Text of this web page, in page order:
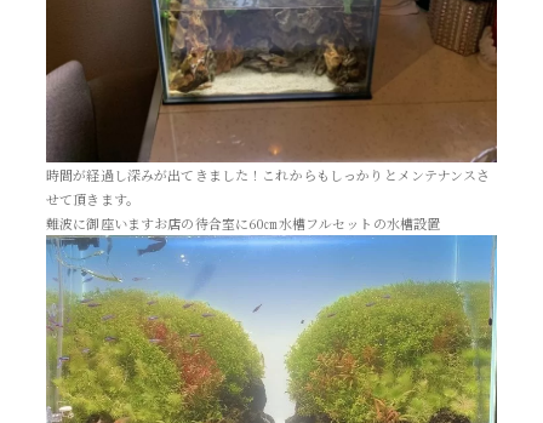
時間が経過し深みが出てきました！これからもしっかりとメンテナンスさ
せて頂きます。
難波に御座いますお店の待合室に60㎝水槽フルセットの水槽設置